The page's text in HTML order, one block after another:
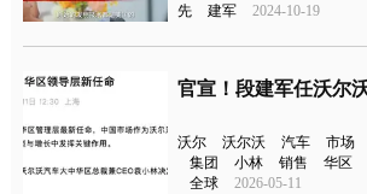
先
建军 2024-10-19
沃尔 沃尔沃 汽车 市场
集团
小林 销售 华区
全球
2026-05-11